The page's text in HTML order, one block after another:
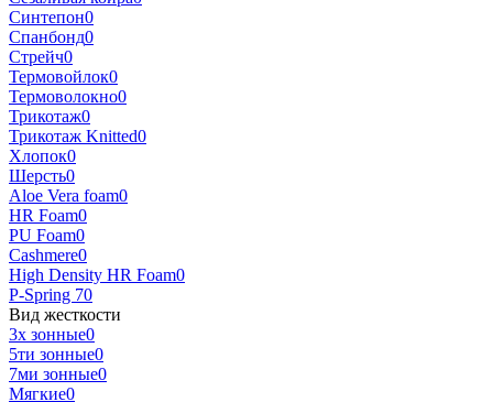
Синтепон0
Спанбонд0
Стрейч0
Термовойлок0
Термоволокно0
Трикотаж0
Трикотаж Knitted0
Хлопок0
Шерсть0
Aloe Vera foam0
HR Foam0
PU Foam0
Cashmere0
High Density HR Foam0
P-Spring 70
Вид жесткости
3х зонные0
5ти зонные0
7ми зонные0
Мягкие0